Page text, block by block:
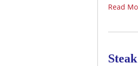
Read